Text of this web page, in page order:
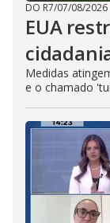
DO R7/07/08/2026
EUA
Medidas
e o chamado